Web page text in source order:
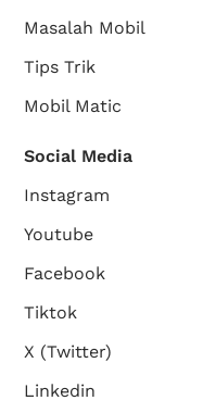
Masalah Mobil
Tips Trik
Mobil Matic
Social Media
Instagram
Youtube
Facebook
Tiktok
X (Twitter)
Linkedin